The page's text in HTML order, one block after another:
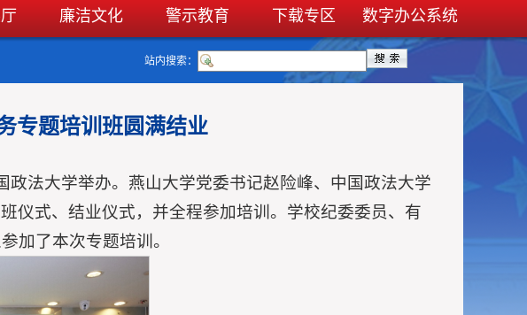
廉洁文化 警示教育 下载专区 数字办公系统
站内搜索：
专题培训班圆满结业
法大学举办。燕山大学党委书记赵险峰、中国政法大学
仪式、结业仪式，并全程参加培训。学校纪委委员、有
加了本次专题培训。